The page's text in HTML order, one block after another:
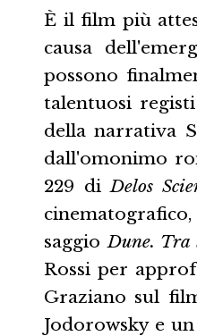
È il film più
causa
possono
talentuosi
della narrativa
dall'omonimo
229 di Delos
saggio Dune. Tra
Rossi per
Graziano sul
Jodorowsky e